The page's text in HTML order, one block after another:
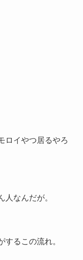
ロイやつ居るやろ
人なんだが。
するこの流れ。